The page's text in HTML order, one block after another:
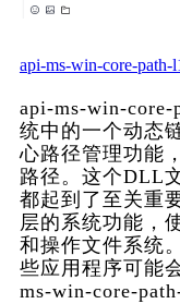
api-ms-win-core-path-
api-ms-win-
统中的一个动态
心路径管理功能
路径。这个DLL
都起到了至关重
层的系统功能，
和操作文件系统
些应用程序可能
ms-win-core-